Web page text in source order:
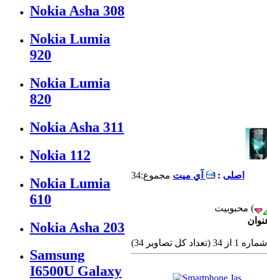
Nokia Asha 308
Nokia Lumia
920
Nokia Lumia
820
Nokia Asha 311
Nokia 112
Nokia Lumia
610
Nokia Asha 203
Samsung
I6500U Galaxy
اصلی : آي ميت مجموع:34
كل تصاوير 34)